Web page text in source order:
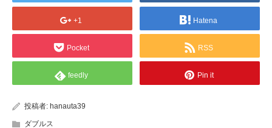
+1 Hatena
Pocket RSS
feedly Pin it
投稿者: hanauta39
ダブルス